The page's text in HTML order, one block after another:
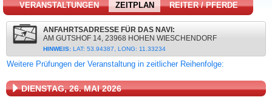
VERANSTALTUNGEN ZEITPLAN REITER / PFERDE
ANFAHRTSADRESSE FÜR DAS NAVI:
AM GUTSHOF 14, 23968 HOHEN WIESCHENDORF
HINWEIS: LAT: 53.94387, LONG: 11.33234
Weitere Prüfungen der Veranstaltung in zeitlicher Reihenfolge:
DIENSTAG, 26. MAI 2026